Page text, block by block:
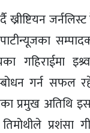
ख्रीष्टियन
गहिराईमा
गर्न सफल
प्रमुख अतिथि
प्रशंसा